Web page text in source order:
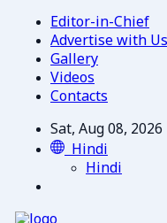
Editor-in-Chief
Advertise with Us
Gallery
Videos
Contacts
Sat, Aug 08,
Hindi
Hindi